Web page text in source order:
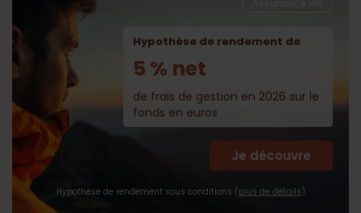
Hypothèse de rendement de
5 % net
de frais de gestion en 2026 sur le
fonds en euros
Hypothèse de rendement sous conditions ( plus de détails )
Je découvre